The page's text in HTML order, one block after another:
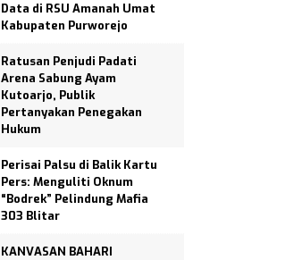
Data di RSU Amanah Umat
Kabupaten Purworejo
Ratusan Penjudi Padati
Arena Sabung Ayam
Kutoarjo, Publik
Pertanyakan Penegakan
Hukum
Perisai Palsu di Balik Kartu
Pers: Menguliti Oknum
“Bodrek” Pelindung Mafia
303 Blitar
KANVASAN BAHARI